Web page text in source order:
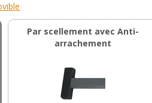
Par scellement avec Anti-
arrachement